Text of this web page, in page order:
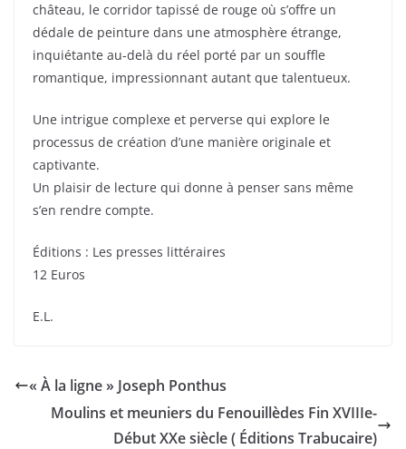
château, le corridor tapissé de rouge où s’offre un
dédale de peinture dans une atmosphère étrange,
inquiétante au-delà du réel porté par un souffle
romantique, impressionnant autant que talentueux.
Une intrigue complexe et perverse qui explore le
processus de création d’une manière originale et
captivante.
Un plaisir de lecture qui donne à penser sans même
s’en rendre compte.
Éditions : Les presses littéraires
12 Euros
E.L.
« À la ligne » Joseph Ponthus
Moulins et meuniers du Fenouillèdes Fin XVIIIe-
Début XXe siècle ( Éditions Trabucaire)